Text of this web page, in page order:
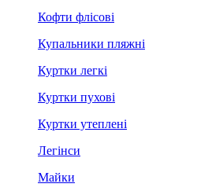
Кофти флісові
Купальники пляжні
Куртки легкі
Куртки пухові
Куртки утеплені
Легінси
Майки